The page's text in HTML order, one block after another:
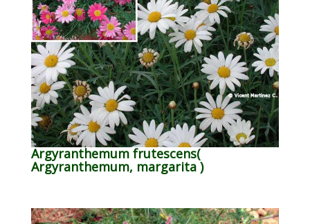
Argyranthemum frutescens(
Argyranthemum, margarita )